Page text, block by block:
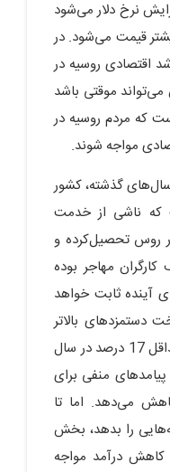
نرخ دلار می‌شود
قیمت می‌شود. در
اقتصادی روسیه در
اما این می‌تواند موقتی باشد
که مردم روسیه در
مواجه شوند.
گذشته، کشور
که ناشی از خدمت
روس تحصیل‌کرده و
مهاجر بوده
آینده ثابت خواهد
دستمزدهای بالاتر
می‌کند که در رشد درآمد اسمی حداقل 17 درصد در سال
پیامدهای منفی برای
می‌دهد. اما تا
را بدهد، بخش
درآمد مواجه